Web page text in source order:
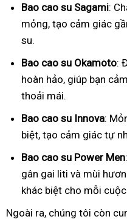
Bao cao su Sagami:
mỏng, tạo cảm giác
su.
Bao cao su Okamoto:
hoàn hảo, giúp bạn
thoải mái.
Bao cao su Innova:
biệt, tạo cảm giác tự
Bao cao su Power Men
gân gai liti và mùi
khác biệt cho mỗi cuộc
Ngoài ra, chúng tôi còn